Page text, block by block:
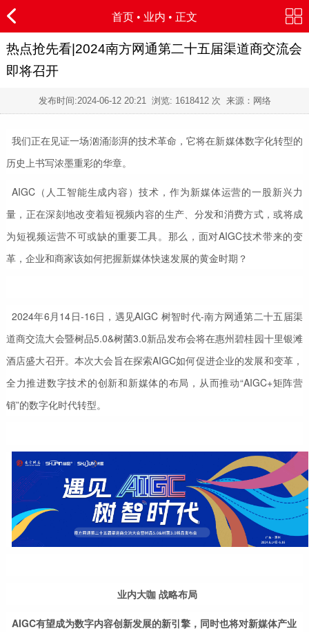
首页 • 业内 • 正文
热点抢先看|2024南方网通第二十五届渠道商交流会
即将召开
发布时间:2024-06-12 20:21 浏览: 1618412 次 来源：网络
我们正在见证一场汹涌澎湃的技术革命，它将在新媒体数字化转型的
历史上书写浓墨重彩的华章。
AIGC（人工智能生成内容）技术，作为新媒体运营的一股新兴力
量，正在深刻地改变着短视频内容的生产、分发和消费方式，或将成
为短视频运营不可或缺的重要工具。那么，面对AIGC技术带来的变
革，企业和商家该如何把握新媒体快速发展的黄金时期？
2024年6月14日-16日，遇见AIGC 树智时代-南方网通第二十五届渠
道商交流大会暨树品5.0&树菌3.0新品发布会将在惠州碧桂园十里银滩
酒店盛大召开。本次大会旨在探索AIGC如何促进企业的发展和变革，
全力推进数字技术的创新和新媒体的布局，从而推动“AIGC+矩阵营
销”的数字化时代转型。
业内大咖 战略布局
AIGC有望成为数字内容创新发展的新引擎，同时也将对新媒体产业